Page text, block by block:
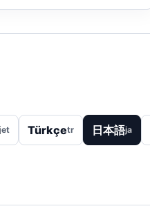
et Türkçetr 日本語ja